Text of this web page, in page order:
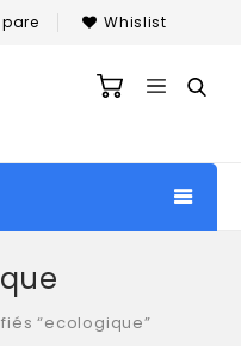
Whislist
“ecologique”